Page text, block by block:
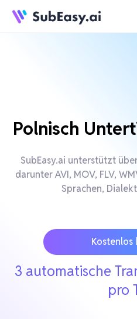
Polnisch
SubEasy.ai unterstützt
darunter AVI, MOV, FLV,
Sprachen,
Kostenlos
3 automatische
pro